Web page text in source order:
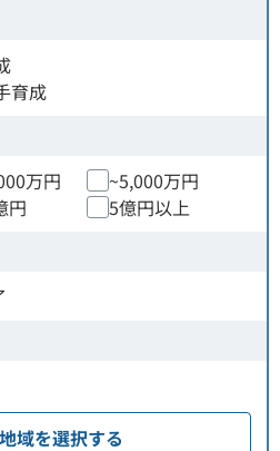
育成
万円
~5,000万円
円 5億円以上
域を選択する